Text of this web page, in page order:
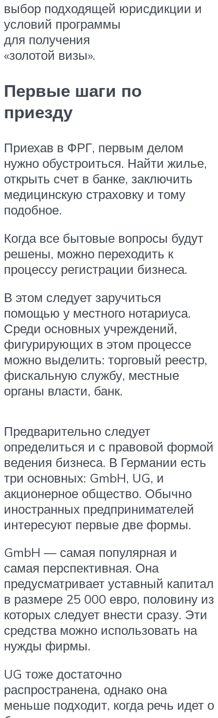
выбор подходящей юрисдикции и
условий программы
для получения
«золотой визы».
Первые шаги по
приезду
Приехав в ФРГ, первым делом
нужно обустроиться. Найти жилье,
открыть счет в банке, заключить
медицинскую страховку и тому
подобное.
Когда все бытовые вопросы будут
решены, можно переходить к
процессу регистрации бизнеса.
В этом следует заручиться
помощью у местного нотариуса.
Среди основных учреждений,
фигурирующих в этом процессе
можно выделить: торговый реестр,
фискальную службу, местные
органы власти, банк.
Предварительно следует
определиться и с правовой формой
ведения бизнеса. В Германии есть
три основных: GmbH, UG, и
акционерное общество. Обычно
иностранных предпринимателей
интересуют первые две формы.
GmbH — самая популярная и
самая перспективная. Она
предусматривает уставный капитал
в размере 25 000 евро, половину из
которых следует внести сразу. Эти
средства можно использовать на
нужды фирмы.
UG тоже достаточно
распространена, однако она
меньше подходит, когда речь идет о